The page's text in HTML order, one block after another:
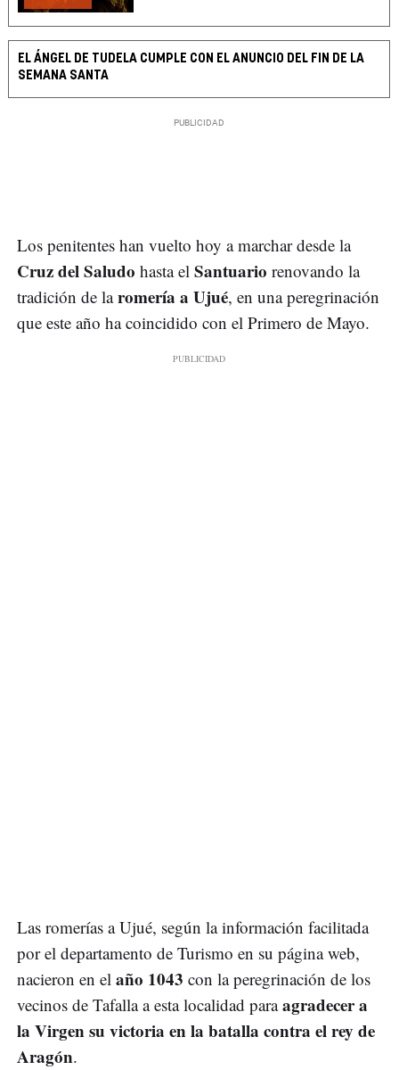
EL ÁNGEL DE TUDELA CUMPLE CON EL ANUNCIO DEL FIN DE LA
SEMANA SANTA
Los penitentes han vuelto hoy a marchar desde la
Cruz del Saludo hasta el Santuario renovando la
tradición de laromería a Ujué, en una peregrinación
que este año ha coincidido con el Primero de Mayo.
Las romerías a Ujué, según la información facilitada
por el departamento de Turismo en su página web,
nacieron en el año 1043 con la peregrinación de los
vecinos de Tafalla a esta localidad paraagradecer a
la Virgen su victoria en la batalla contra el rey de
Aragón.